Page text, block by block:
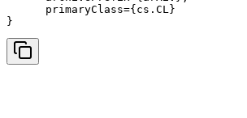
      primaryClass={cs.CL}
}